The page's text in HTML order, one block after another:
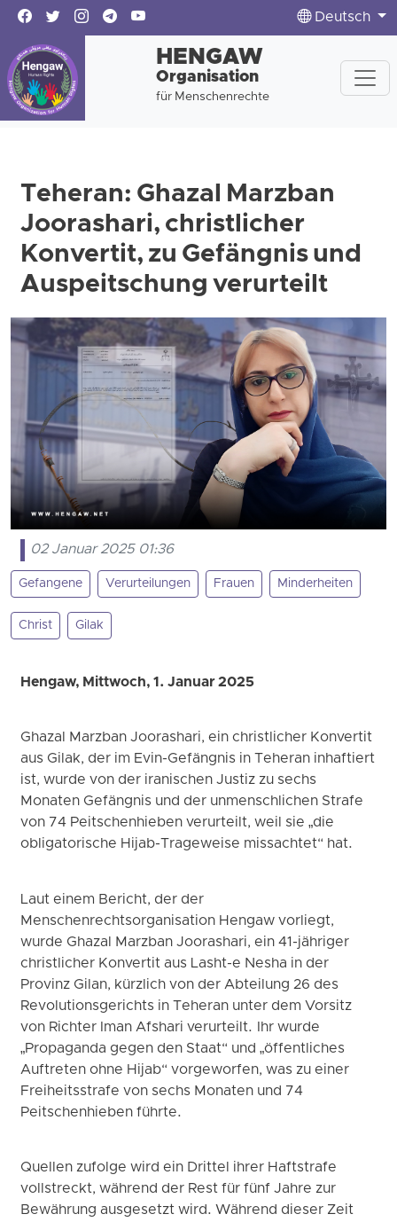
Deutsch
HENGAW
Organisation
für Menschenrechte
Teheran: Ghazal Marzban
Joorashari, christlicher
Konvertit, zu Gefängnis und
Auspeitschung verurteilt
02 Januar 2025 01:36
Gefangene Verurteilungen Frauen Minderheiten
Christ Gilak
Hengaw, Mittwoch, 1. Januar 2025
Ghazal Marzban Joorashari, ein christlicher Konvertit
aus Gilak, der im Evin-Gefängnis in Teheran inhaftiert
ist, wurde von der iranischen Justiz zu sechs
Monaten Gefängnis und der unmenschlichen Strafe
von 74 Peitschenhieben verurteilt, weil sie „die
obligatorische Hijab-Trageweise missachtet“ hat.
Laut einem Bericht, der der
Menschenrechtsorganisation Hengaw vorliegt,
wurde Ghazal Marzban Joorashari, ein 41-jähriger
christlicher Konvertit aus Lasht-e Nesha in der
Provinz Gilan, kürzlich von der Abteilung 26 des
Revolutionsgerichts in Teheran unter dem Vorsitz
von Richter Iman Afshari verurteilt. Ihr wurde
„Propaganda gegen den Staat“ und „öffentliches
Auftreten ohne Hijab“ vorgeworfen, was zu einer
Freiheitsstrafe von sechs Monaten und 74
Peitschenhieben führte.
Quellen zufolge wird ein Drittel ihrer Haftstrafe
vollstreckt, während der Rest für fünf Jahre zur
Bewährung ausgesetzt wird. Während dieser Zeit